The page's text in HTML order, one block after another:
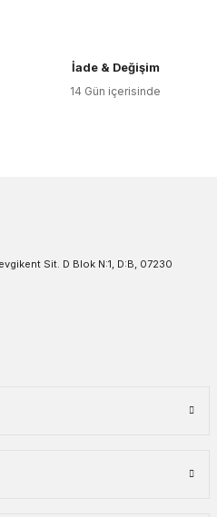
İade & Değişim
14 Gün içerisinde
Sit. D Blok N:1, D:B, 07230